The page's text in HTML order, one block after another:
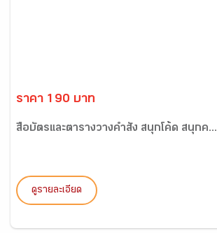
ราคา 190 บาท
สื่อบัตรและตารางวางคำสั่ง สนุกโค้ด สนุกค...
ดูรายละเอียด